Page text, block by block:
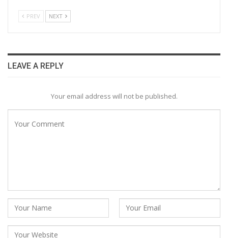
PREV NEXT
LEAVE A REPLY
Your email address will not be published.